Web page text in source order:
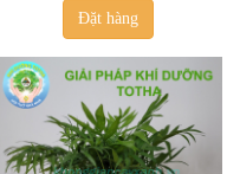
Đặt hàng